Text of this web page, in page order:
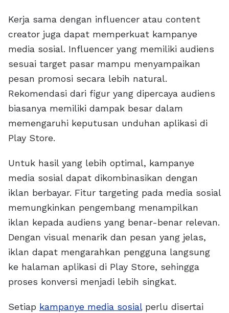
Kerja sama dengan influencer atau content
creator juga dapat memperkuat kampanye
media sosial. Influencer yang memiliki audiens
sesuai target pasar mampu menyampaikan
pesan promosi secara lebih natural.
Rekomendasi dari figur yang dipercaya audiens
biasanya memiliki dampak besar dalam
memengaruhi keputusan unduhan aplikasi di
Play Store.
Untuk hasil yang lebih optimal, kampanye
media sosial dapat dikombinasikan dengan
iklan berbayar. Fitur targeting pada media sosial
memungkinkan pengembang menampilkan
iklan kepada audiens yang benar-benar relevan.
Dengan visual menarik dan pesan yang jelas,
iklan dapat mengarahkan pengguna langsung
ke halaman aplikasi di Play Store, sehingga
proses konversi menjadi lebih singkat.
Setiap kampanye media sosialperlu disertai